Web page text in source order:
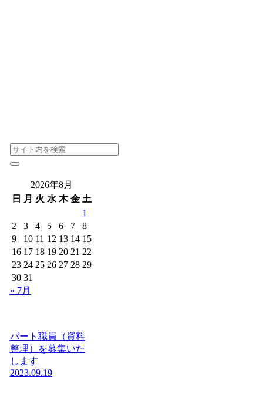
2026年8月
日
月 火 水 木 金 土
1
2
3 4 5 6 7
8
9
10 11 12 13 14 15
16 17 18 19 20 21 22
23 24 25 26 27 28 29
30 31
« 7月
パート職員（資料
整理）を募集いた
します
2023.09.19